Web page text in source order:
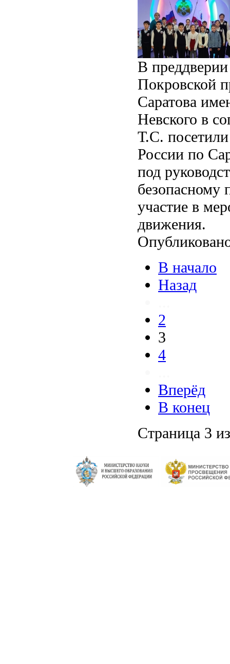
В
Покровской
Саратова
Невского в
Т.С.
России по
под
безопасному
участие в
движения.
В начало
Назад
2
3
4
Вперёд
В конец
Страница 3